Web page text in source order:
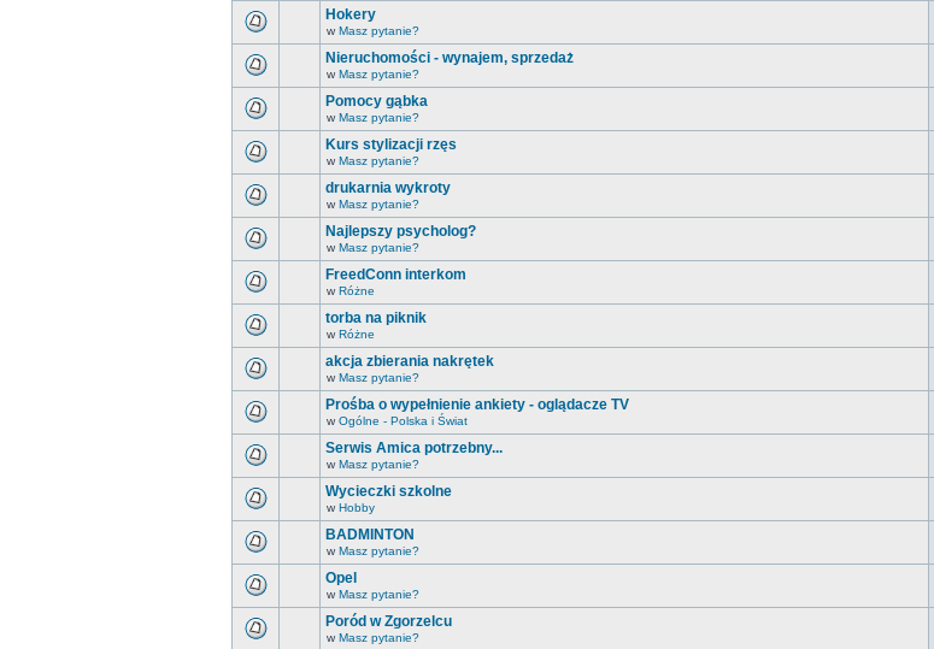
Hokery
w Masz pytanie?
Nieruchomości - wynajem, sprzedaż
w Masz pytanie?
Pomocy gąbka
w Masz pytanie?
Kurs stylizacji rzęs
w Masz pytanie?
drukarnia wykroty
w Masz pytanie?
Najlepszy psycholog?
w Masz pytanie?
FreedConn interkom
w Różne
torba na piknik
w Różne
akcja zbierania nakrętek
w Masz pytanie?
Prośba o wypełnienie ankiety - oglądacze TV
w Ogólne - Polska i Świat
Serwis Amica potrzebny...
w Masz pytanie?
Wycieczki szkolne
w Hobby
BADMINTON
w Masz pytanie?
Opel
w Masz pytanie?
Poród w Zgorzelcu
w Masz pytanie?